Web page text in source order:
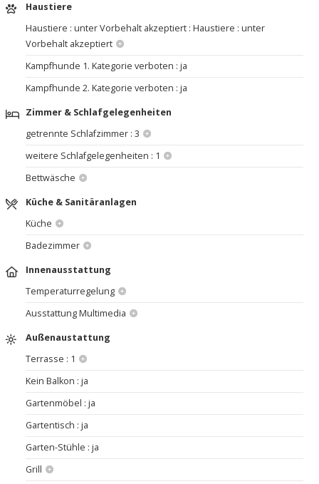
Haustiere
Haustiere : unter Vorbehalt akzeptiert : Haustiere : unter
Vorbehalt akzeptiert
Kampfhunde 1. Kategorie verboten : ja
Kampfhunde 2. Kategorie verboten : ja
Zimmer & Schlafgelegenheiten
getrennte Schlafzimmer : 3
weitere Schlafgelegenheiten : 1
Bettwäsche
Küche & Sanitäranlagen
Küche
Badezimmer
Innenausstattung
Temperaturregelung
Ausstattung Multimedia
Außenaustattung
Terrasse : 1
Kein Balkon : ja
Gartenmöbel : ja
Gartentisch : ja
Garten-Stühle : ja
Grill